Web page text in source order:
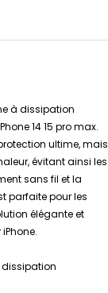
à dissipation
14 15 pro max.
ultime, mais
évitant ainsi les
sans fil et la
parfaite pour les
élégante et
dissipation